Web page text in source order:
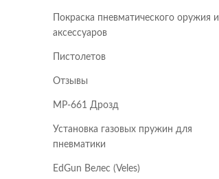
Оптические прицелы
Оптические прицелы KECK
Пневматические винтовки
Покраска пневматического оружия и
аксессуаров
Пистолетов
Отзывы
МР-661 Дрозд
Установка газовых пружин для
пневматики
EdGun Велес (Veles)